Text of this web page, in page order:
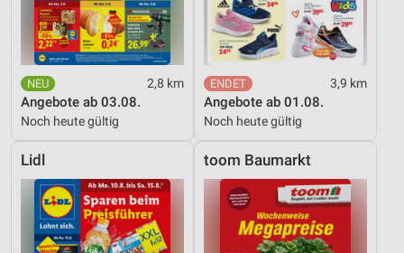
2,8 km
Angebote ab 03.08.
Noch heute gültig
3,9 km
Angebote ab 01.08.
Noch heute gültig
Lidl toom Baumarkt